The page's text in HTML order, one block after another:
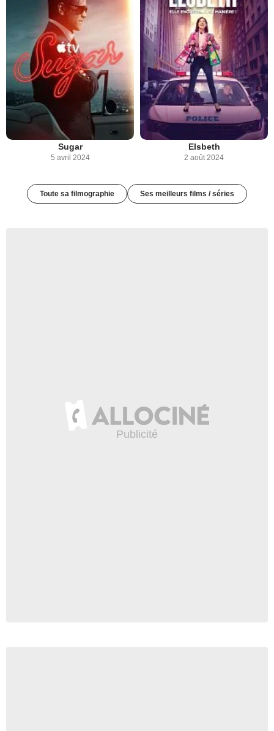
Sugar
5 avril 2024
Elsbeth
2 août 2024
Toute sa filmographie Ses meilleurs films / séries